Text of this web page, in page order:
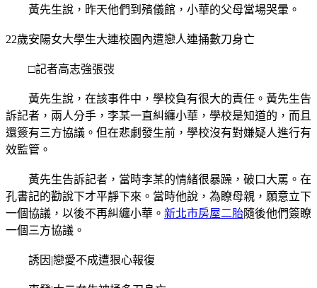
黃先生說，昨天他們到殯儀館，小華的父母當場哭暈。
22歲安陽女大學生大連校園內遭戀人連捅數刀身亡
□記者高志強張弢
黃先生說，在該事件中，學校負有很大的責任。黃先生告
訴記者，兩人分手，李某一直糾纏小華，學校是知道的，而且
還簽有三方協議。但在悲劇發生前，學校沒有對嫌疑人進行有
效監管。
黃先生告訴記者，當時李某的情緒很暴躁，破口大罵。在
孔書記的勸說下才平靜下來。當時他說，為瞭母親，願意立下
一個協議，以後不再糾纏小華。 新北市房屋二胎隨後他們簽瞭
一個三方協議。
誘因|戀愛不成遭狠心報復